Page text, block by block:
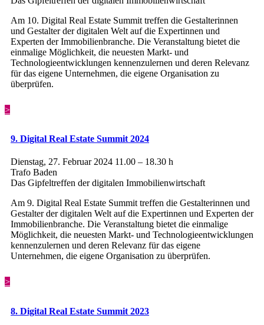
Am 10. Digital Real Estate Summit treffen die Gestalterinnen
und Gestalter der digitalen Welt auf die Expertinnen und
Experten der Immobilienbranche. Die Veranstaltung bietet die
einmalige Möglichkeit, die neuesten Markt- und
Technologieentwicklungen kennenzulernen und deren Relevanz
für das eigene Unternehmen, die eigene Organisation zu
überprüfen.
>
9. Digital Real Estate Summit 2024
Dienstag, 27. Februar 2024 11.00 – 18.30 h
Trafo Baden
Das Gipfeltreffen der digitalen Immobilienwirtschaft
Am 9. Digital Real Estate Summit treffen die Gestalterinnen und
Gestalter der digitalen Welt auf die Expertinnen und Experten der
Immobilienbranche. Die Veranstaltung bietet die einmalige
Möglichkeit, die neuesten Markt- und Technologieentwicklungen
kennenzulernen und deren Relevanz für das eigene
Unternehmen, die eigene Organisation zu überprüfen.
>
8. Digital Real Estate Summit 2023